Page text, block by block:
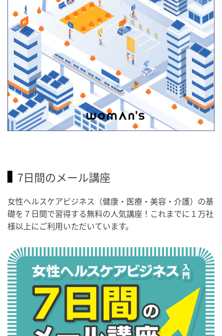
7日間のメール講座
女性ヘルスケアビジネス（健康・医療・美容・介護）の基
礎を７日間で習得する無料の人気講座！これまでに１万社
様以上にご利用いただいています。